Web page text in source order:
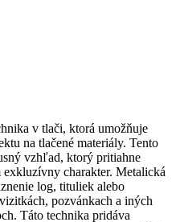
v tlači, ktorá umožňuje
na tlačené materiály. Tento
vzhľad, ktorý pritiahne
charakter. Metalická
log, tituliek alebo
pozvánkach a iných
Táto technika pridáva